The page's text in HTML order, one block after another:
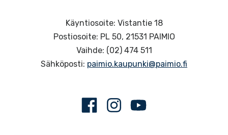
Käyntiosoite: Vistantie 18
Postiosoite: PL 50, 21531 PAIMIO
Vaihde: (02) 474 511
Sähköposti: paimio.kaupunki@paimio.fi
FacebookInstagram